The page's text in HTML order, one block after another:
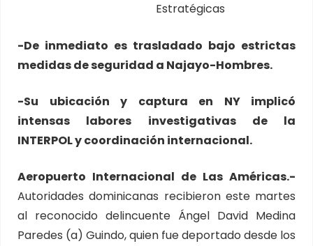
Estratégicas
-De inmediato es trasladado bajo estrictas
medidas de seguridad a Najayo-Hombres.
-Su ubicación y captura en NY implicó
intensas labores investigativas de la
INTERPOL y coordinación internacional.
Aeropuerto Internacional de Las Américas.-
Autoridades dominicanas recibieron este martes
al reconocido delincuente Ángel David Medina
Paredes (a) Guindo, quien fue deportado desde los